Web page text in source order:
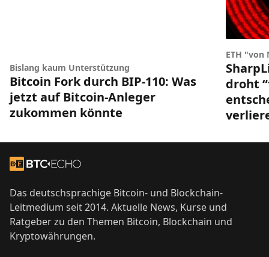
Bislang kaum Unterstützung
Bitcoin Fork durch BIP-110: Was
jetzt auf Bitcoin-Anleger
zukommen könnte
ETH
droht
Zur Startseite
Das deutschsprachige Bitcoin- und Blockchain-
Leitmedium seit 2014. Aktuelle News, Kurse und
Ratgeber zu den Themen Bitcoin, Blockchain und
Kryptowährungen.